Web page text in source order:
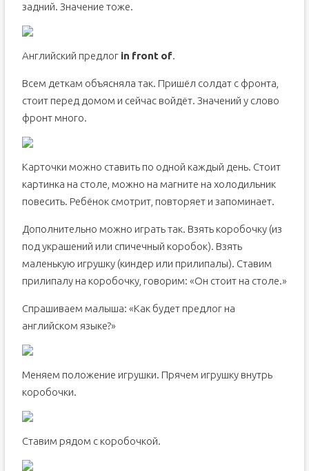
задний. Значение тоже.
Английский предлог in front of.
Всем деткам объясняла так. Пришёл солдат с фронта,
стоит перед домом и сейчас войдёт. Значений у слово
фронт много.
Карточки можно ставить по одной каждый день. Стоит
картинка на столе, можно на магните на холодильник
повесить. Ребёнок смотрит, повторяет и запоминает.
Дополнительно можно играть так. Взять коробочку (из
под украшений или спичечный коробок). Взять
маленькую игрушку (киндер или прилипалы). Ставим
прилипалу на коробочку, говорим: «Он стоит на столе.»
Спрашиваем малыша: «Как будет предлог на
английском языке?»
Меняем положение игрушки. Прячем игрушку внутрь
коробочки.
Ставим рядом с коробочкой.